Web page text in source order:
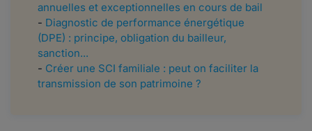
annuelles et exceptionnelles en cours de bail
- Diagnostic de performance énergétique
(DPE) : principe, obligation du bailleur,
sanction...
- Créer une SCI familiale : peut on faciliter la
transmission de son patrimoine ?